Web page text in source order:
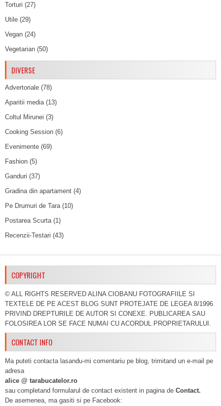
Torturi (27)
Utile (29)
Vegan (24)
Vegetarian (50)
DIVERSE
Advertoriale (78)
Aparitii media(13)
Coltul Mirunei (3)
Cooking Session (6)
Evenimente (69)
Fashion (5)
Ganduri (37)
Gradina din apartament (4)
Pe Drumuri de Tara(10)
Postarea Scurta(1)
Recenzii-Testari (43)
COPYRIGHT
© ALL RIGHTS RESERVED ALINA CIOBANU FOTOGRAFIILE SI
TEXTELE DE PE ACEST BLOG SUNT PROTEJATE DE LEGEA 8/1996
PRIVIND DREPTURILE DE AUTOR SI CONEXE. PUBLICAREA SAU
FOLOSIREA LOR SE FACE NUMAI CU ACORDUL PROPRIETARULUI.
CONTACT INFO
Ma puteti contacta lasandu-mi comentariu pe blog, trimitand un e-mail pe
adresa
alice @ tarabucatelor.ro
sau completand formularul de contact existent in pagina de Contact.
De asemenea, ma gasiti si pe Facebook: